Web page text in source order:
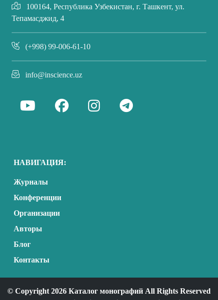
100164, Республика Узбекистан, г. Ташкент, ул.
Тепамасджид, 4
(+998) 99-006-61-10
info@inscience.uz
НАВИГАЦИЯ:
Журналы
Конференции
Организации
Авторы
Блог
Контакты
© Copyright 2026 Каталог монографий All Rights Reserved